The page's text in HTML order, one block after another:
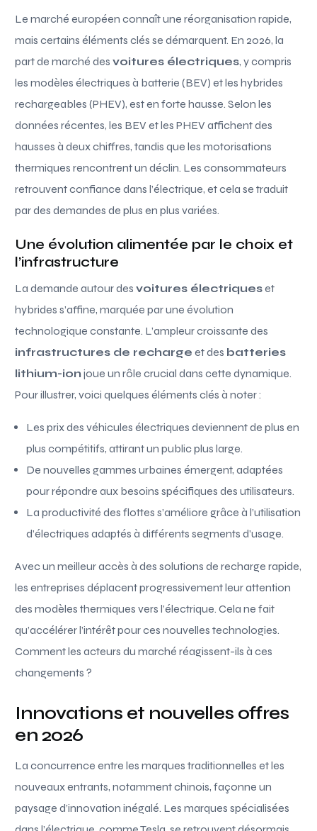
Le marché européen connaît une réorganisation rapide,
mais certains éléments clés se démarquent. En 2026, la
part de marché desvoitures électriques, y compris
les modèles électriques à batterie (BEV) et les hybrides
rechargeables (PHEV), est en forte hausse. Selon les
données récentes, les BEV et les PHEV affichent des
hausses à deux chiffres, tandis que les motorisations
thermiques rencontrent un déclin. Les consommateurs
retrouvent confiance dans l’électrique, et cela se traduit
par des demandes de plus en plus variées.
Une évolution alimentée par le choix et
l’infrastructure
La demande autour desvoitures électriqueset
hybrides s’affine, marquée par une évolution
technologique constante. L’ampleur croissante des
infrastructures de recharge et des batteries
lithium-ion joue un rôle crucial dans cette dynamique.
Pour illustrer, voici quelques éléments clés à noter :
Les prix des véhicules électriques deviennent de plus en
plus compétitifs, attirant un public plus large.
De nouvelles gammes urbaines émergent, adaptées
pour répondre aux besoins spécifiques des utilisateurs.
La productivité des flottes s’améliore grâce à l’utilisation
d’électriques adaptés à différents segments d’usage.
Avec un meilleur accès à des solutions de recharge rapide,
les entreprises déplacent progressivement leur attention
des modèles thermiques vers l’électrique. Cela ne fait
qu’accélérer l’intérêt pour ces nouvelles technologies.
Comment les acteurs du marché réagissent-ils à ces
changements ?
Innovations et nouvelles offres
en 2026
La concurrence entre les marques traditionnelles et les
nouveaux entrants, notamment chinois, façonne un
paysage d’innovation inégalé. Les marques spécialisées